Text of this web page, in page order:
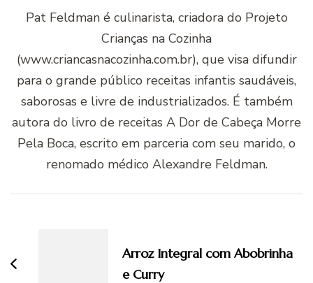
Pat Feldman é culinarista, criadora do Projeto
Crianças na Cozinha
(www.criancasnacozinha.com.br), que visa difundir
para o grande público receitas infantis saudáveis,
saborosas e livre de industrializados. É também
autora do livro de receitas A Dor de Cabeça Morre
Pela Boca, escrito em parceria com seu marido, o
renomado médico Alexandre Feldman.
Arroz Integral com Abobrinha
e Curry